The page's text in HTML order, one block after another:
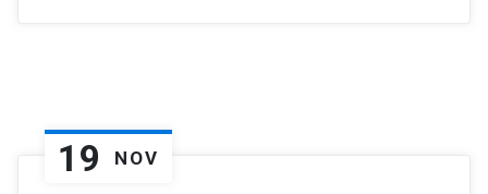
19 NOV